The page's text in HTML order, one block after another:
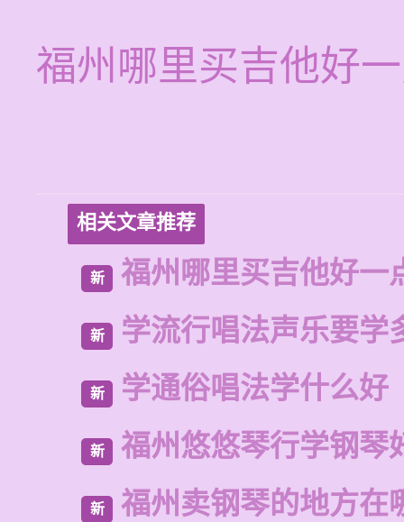
福州哪里买吉他好
相关文章推荐
新 福州哪里买吉他好一
新 学流行唱法声乐要学
新 学通俗唱法学什么好
新 福州悠悠琴行学钢琴
新 福州卖钢琴的地方在